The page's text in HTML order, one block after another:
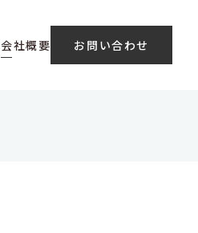
会社概要 お問い合わせ